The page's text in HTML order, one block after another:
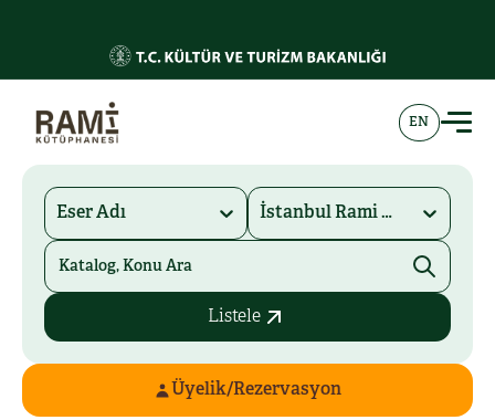
EN
Eser Adı İstanbul Rami Kütüphanesi
Listele
Üyelik/Rezervasyon